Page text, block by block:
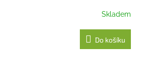
Skladem
Do košíku